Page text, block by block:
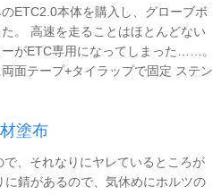
ETC2.0本体を購入し、グローブボ
。 高速を走ることはほとんどない
がETC専用になってしまった……。
面テープ+タイラップで固定 ステン
塗布
、それなりにヤレているところが
錆があるので、気休めにホルツの